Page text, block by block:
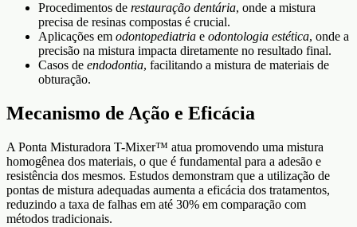
Procedimentos de restauração dentária, onde a mistura
precisa de resinas compostas é crucial.
Aplicações em odontopediatria e odontologia estética, onde a
precisão na mistura impacta diretamente no resultado final.
Casos de endodontia, facilitando a mistura de materiais de
obturação.
Mecanismo de Ação e Eficácia
A Ponta Misturadora T-Mixer™ atua promovendo uma mistura
homogênea dos materiais, o que é fundamental para a adesão e
resistência dos mesmos. Estudos demonstram que a utilização de
pontas de mistura adequadas aumenta a eficácia dos tratamentos,
reduzindo a taxa de falhas em até 30% em comparação com
métodos tradicionais.